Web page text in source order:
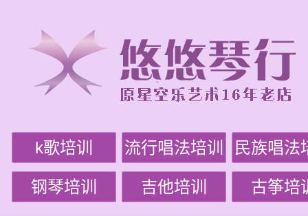
k歌培训 流行唱法培训 民族唱法
钢琴培训 吉他培训 古筝培